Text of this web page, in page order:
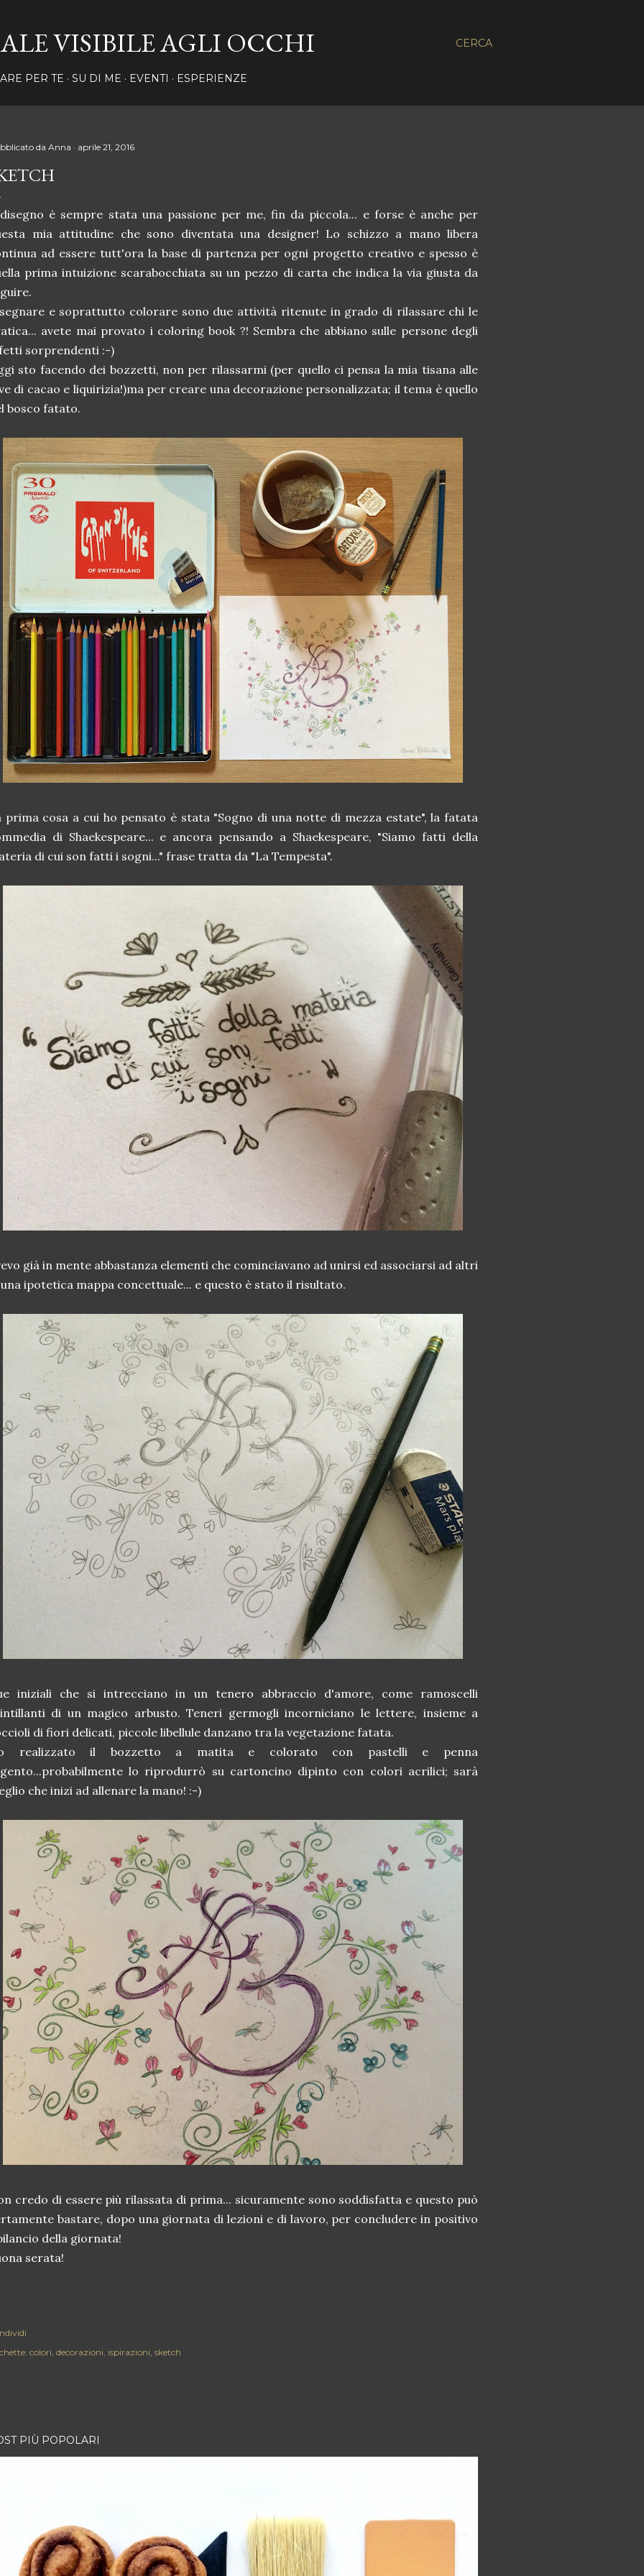
CERCA
VISIBILE AGLI OCCHI
PER TE SU DI ME EVENTI ESPERIENZE
da Anna aprile 21, 2016
è sempre stata una passione per me, fin da piccola... e forse è anche per
mia attitudine che sono diventata una designer! Lo schizzo a mano libera
ad essere tutt'ora la base di partenza per ogni progetto creativo e spesso è
prima intuizione scarabocchiata su un pezzo di carta che indica la via giusta da
e soprattutto colorare sono due attività ritenute in grado di rilassare chi le
avete mai provato i coloring book ?! Sembra che abbiano sulle persone degli
sorprendenti :-)
sto facendo dei bozzetti, non per rilassarmi (per quello ci pensa la mia tisana alle
di cacao e liquirizia!)ma per creare una decorazione personalizzata; il tema è quello
bosco fatato.
prima cosa a cui ho pensato è stata "Sogno di una notte di mezza estate", la fatata
di Shaekespeare... e ancora pensando a Shaekespeare, "Siamo fatti della
di cui son fatti i sogni..." frase tratta da "La Tempesta".
già in mente abbastanza elementi che cominciavano ad unirsi ed associarsi ad altri
ipotetica mappa concettuale... e questo è stato il risultato.
iniziali che si intrecciano in un tenero abbraccio d'amore, come ramoscelli
di un magico arbusto. Teneri germogli incorniciano le lettere, insieme a
di fiori delicati, piccole libellule danzano tra la vegetazione fatata.
realizzato il bozzetto a matita e colorato con pastelli e penna
lo riprodurrò su cartoncino dipinto con colori acrilici; sarà
che inizi ad allenare la mano! :-)
credo di essere più rilassata di prima... sicuramente sono soddisfatta e questo può
bastare, dopo una giornata di lezioni e di lavoro, per concludere in positivo
della giornata!
serata!
colori decorazioni ispirazioni sketch
PIÙ POPOLARI